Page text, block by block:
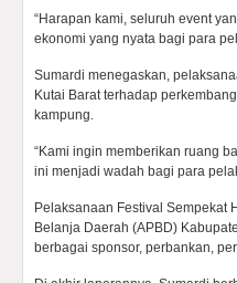
“Harapan kami, seluruh event
ekonomi yang nyata bagi para
Sumardi menegaskan,
Kutai Barat terhadap
kampung.
“Kami ingin memberikan ruang
ini menjadi wadah bagi para
Pelaksanaan Festival Sempekat
Belanja Daerah (APBD)
berbagai sponsor, perbankan,